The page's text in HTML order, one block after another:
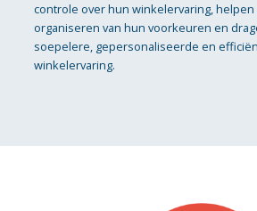
controle over hun winkelervaring,
organiseren van hun voorkeuren en
soepelere, gepersonaliseerde en
winkelervaring.